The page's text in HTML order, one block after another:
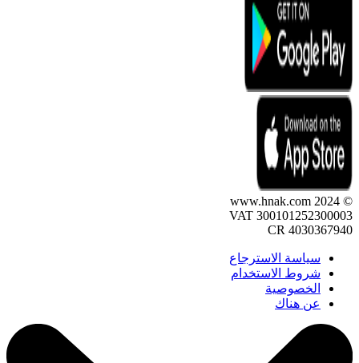
© 2024 www.hnak.com
VAT 300101252300003
CR 4030367940
سياسة الاسترجاع
شروط الاستخدام
الخصوصية
عن هناك